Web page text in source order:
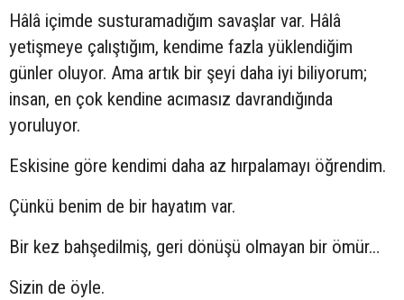
Hâlâ içimde susturamadığım savaşlar var. Hâlâ
yetişmeye çalıştığım, kendime fazla yüklendiğim
günler oluyor. Ama artık bir şeyi daha iyi biliyorum;
insan, en çok kendine acımasız davrandığında
yoruluyor.
Eskisine göre kendimi daha az hırpalamayı öğrendim.
Çünkü benim de bir hayatım var.
Bir kez bahşedilmiş, geri dönüşü olmayan bir ömür…
Sizin de öyle.